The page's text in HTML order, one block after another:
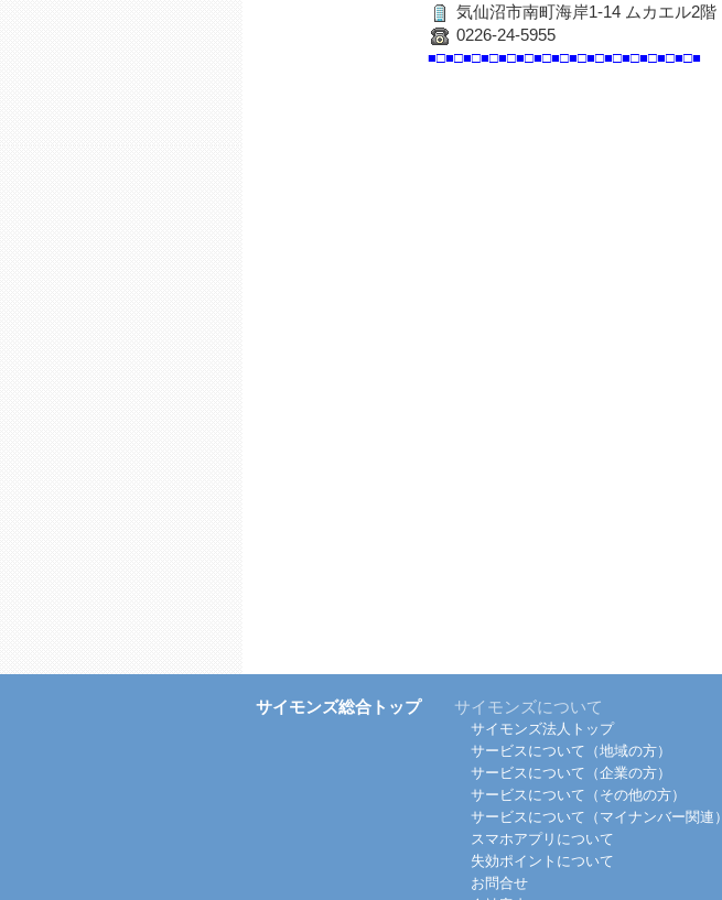
気仙沼市南町海岸1-14 ムカエル2階
0226-24-5955
■□■□■□■□■□■□■□■□■□■□■□■□■□■□■□■
サイモンズ総合トップ サイモンズについて
サイモンズ法人トップ
サービスについて（地域の方）
サービスについて（企業の方）
サービスについて（その他の方）
サービスについて（マイナンバー関連）
スマホアプリについて
失効ポイントについて
お問合せ